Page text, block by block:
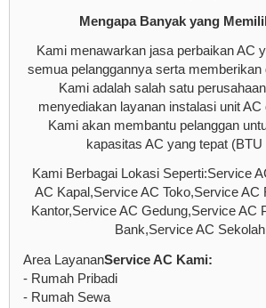
Mengapa Banyak yang
Kami menawarkan jasa perbaikan AC
semua pelanggannya serta memberikan
Kami adalah salah satu
menyediakan layanan instalasi unit
Kami akan membantu pelanggan
kapasitas AC yang tepat (BTU
Kami Berbagai Lokasi Seperti:Service
AC Kapal,Service AC Toko,Service AC
Kantor,Service AC Gedung,Service AC
Bank,Service AC Sekolah
Area LayananService AC Kami:
- Rumah Pribadi
- Rumah Sewa